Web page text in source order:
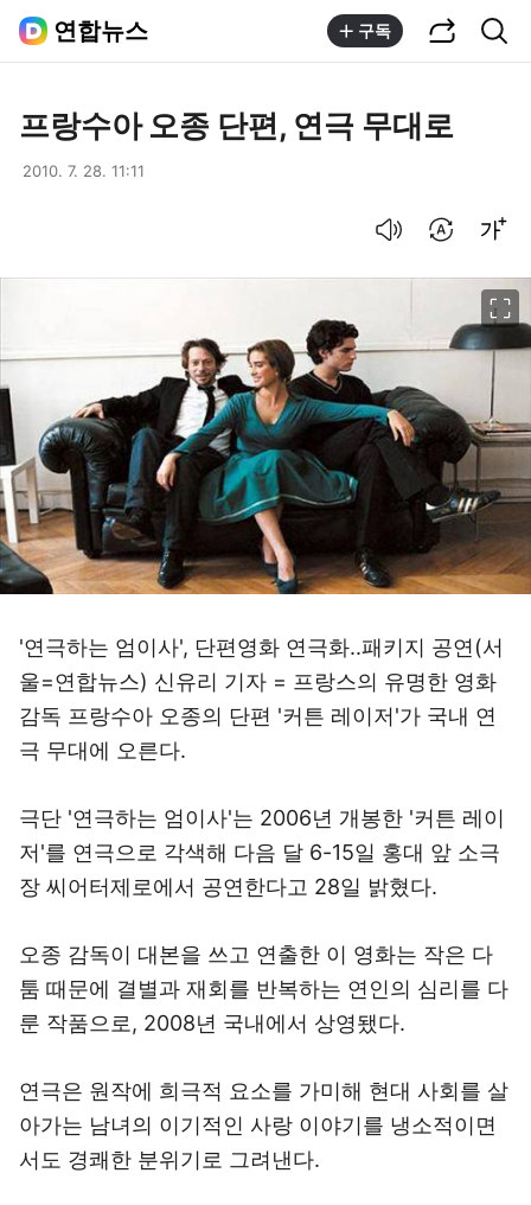
연합뉴스 구독
프랑수아 오종 단편, 연극 무대로
2010. 7. 28. 11:11
'연극하는 엄이사', 단편영화 연극화..패키지 공연(서
울=연합뉴스) 신유리 기자 = 프랑스의 유명한 영화
감독 프랑수아 오종의 단편 '커튼 레이저'가 국내 연
극 무대에 오른다.
극단 '연극하는 엄이사'는 2006년 개봉한 '커튼 레이
저'를 연극으로 각색해 다음 달 6-15일 홍대 앞 소극
장 씨어터제로에서 공연한다고 28일 밝혔다.
오종 감독이 대본을 쓰고 연출한 이 영화는 작은 다
툼 때문에 결별과 재회를 반복하는 연인의 심리를 다
룬 작품으로, 2008년 국내에서 상영됐다.
연극은 원작에 희극적 요소를 가미해 현대 사회를 살
아가는 남녀의 이기적인 사랑 이야기를 냉소적이면
서도 경쾌한 분위기로 그려낸다.